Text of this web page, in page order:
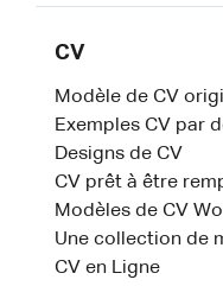
CV
Modèle de CV
Exemples CV par
Designs de CV
CV prêt à être
Modèles de CV
Une collection de
CV en Ligne